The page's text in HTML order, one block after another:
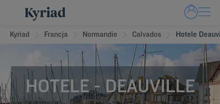
Kyriad Francja Normandie Calvados Hotele
HOTELE - DEAUVILLE